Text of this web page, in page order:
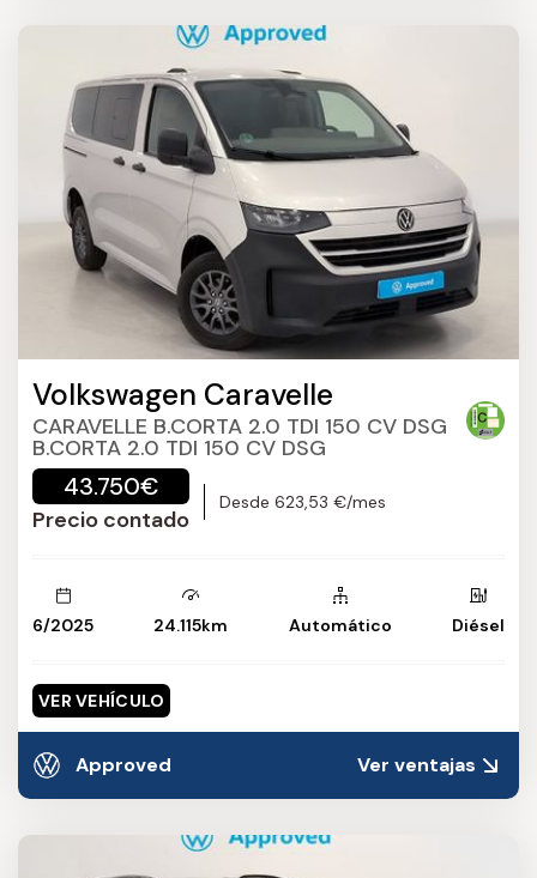
Volkswagen Caravelle
CARAVELLE B.CORTA 2.0 TDI 150 CV DSG
B.CORTA 2.0 TDI 150 CV DSG
43.750€
Precio contado
Desde 623,53 €/mes
6/2025 24.115km Automático Diésel
VER VEHÍCULO
Approved Ver ventajas